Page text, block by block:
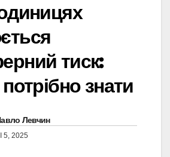
тиск:
знати
Левчин
5, 2025